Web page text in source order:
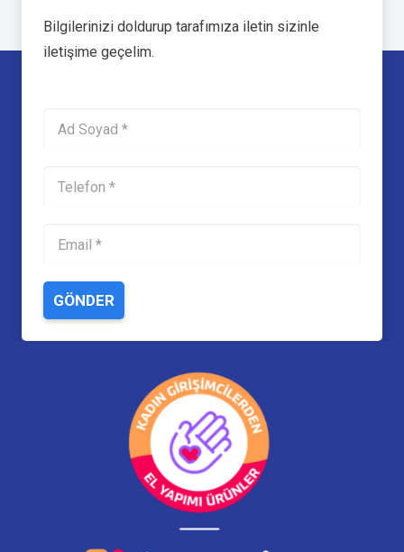
Bilgilerinizi doldurup tarafımıza iletin sizinle
iletişime geçelim.
GÖNDER